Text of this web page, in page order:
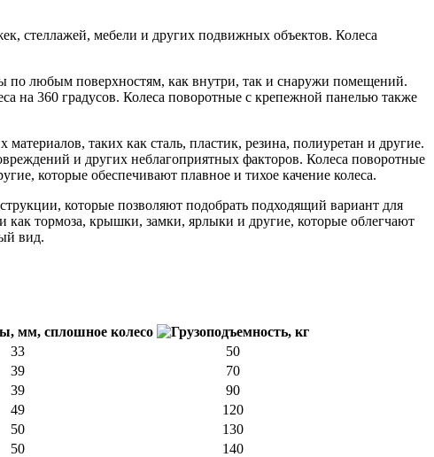
стеллажей, мебели и других подвижных объектов. Колеса
по любым поверхностям, как внутри, так и снаружи помещений.
на 360 градусов. Колеса поворотные с крепежной панелью также
таких как сталь, пластик, резина, полиуретан и другие.
и других неблагоприятных факторов. Колеса поворотные
которые обеспечивают плавное и тихое качение колеса.
которые позволяют подобрать подходящий вариант для
тормоза, крышки, замки, ярлыки и другие, которые облегчают
вид.
33
50
39
70
39
90
49
120
50
130
50
140